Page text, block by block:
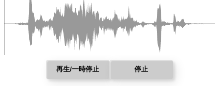
再生/一時停止 停止